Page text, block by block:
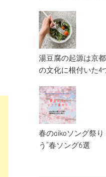
湯豆腐の起源は京
の文化に根付いた4
春のaikoソング祭り
う”春ソング6選